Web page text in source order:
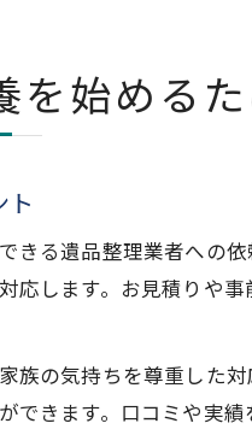
を始める
ト
きる遺品整理業者への
応します。お見積りや
族の気持ちを尊重した
きます。口コミや実